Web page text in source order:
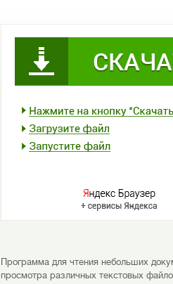
Программа для чтения небольших
просмотра различных текстовых